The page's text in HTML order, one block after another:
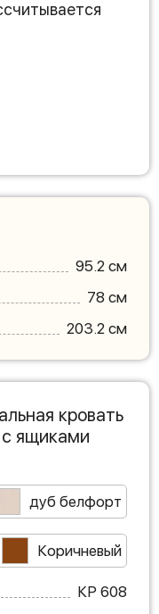
95.2 см
78 см
203.2 см
кровать
ящиками
дуб белфорт
Коричневый
КР 608